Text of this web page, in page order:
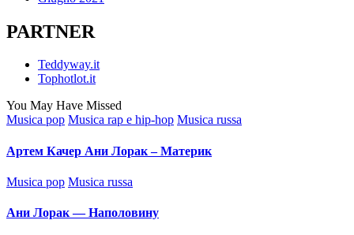
PARTNER
Teddyway.it
Tophotlot.it
You May Have Missed
Posted
Musica pop Musica rap e hip-hop Musica russa
Артем Качер Ани Лорак – Материк
Posted
Musica pop Musica russa
Ани Лорак — Наполовину